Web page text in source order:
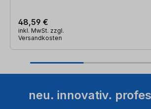
48,59 €
inkl. MwSt. zzgl.
Versandkosten
neu. innovativ.